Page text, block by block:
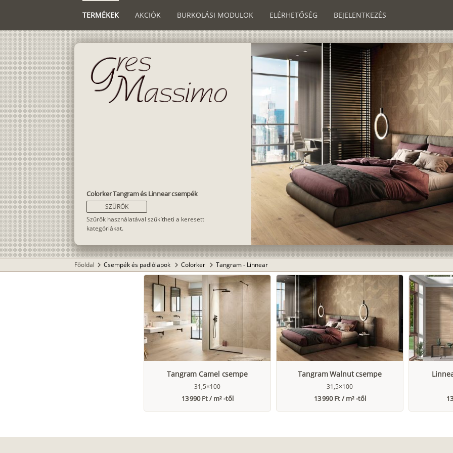
TERMÉKEK AKCIÓK BURKOLÁSI MODULOK ELÉRHETŐSÉG BEJELENTKEZÉS
Colorker Tangram és Linnear csempék
SZŰRŐK
Szűrők használatával szűkítheti a keresett
kategóriákat.
Főoldal chevron_right Csempék és padlólapok chevron_right Colorker chevron_right Tangram - Linnear
Tangram Camel csempe
31,5×100
13 990 Ft / m² -től
Tangram Walnut csempe
31,5×100
13 990 Ft / m² -től